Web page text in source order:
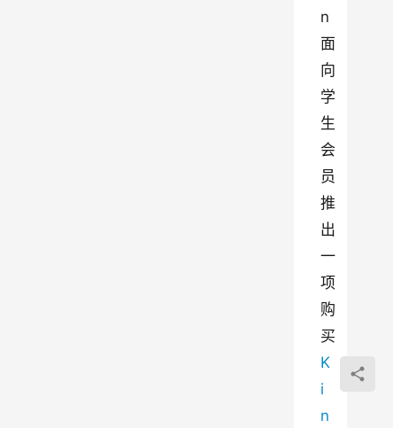
n
面
向
学
生
会
员
推
出
一
项
购
K
i
n